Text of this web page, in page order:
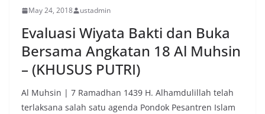
May 24, 2018 ustadmin
Evaluasi Wiyata Bakti dan Buka
Bersama Angkatan 18 Al Muhsin
– (KHUSUS PUTRI)
Al Muhsin | 7 Ramadhan 1439 H. Alhamdulillah telah
terlaksana salah satu agenda Pondok Pesantren Islam